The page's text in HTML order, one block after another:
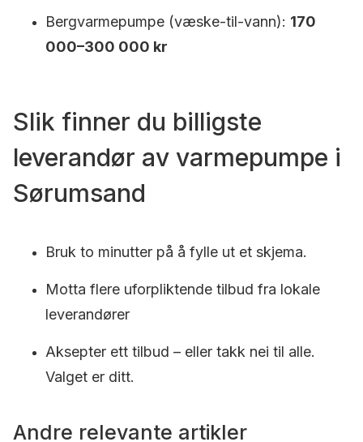
Bergvarmepumpe (væske-til-vann): 170
000–300 000 kr
Slik finner du billigste
leverandør av varmepumpe i
Sørumsand
Bruk to minutter på å fylle ut et skjema.
Motta flere uforpliktende tilbud fra lokale
leverandører
Aksepter ett tilbud – eller takk nei til alle.
Valget er ditt.
Andre relevante artikler